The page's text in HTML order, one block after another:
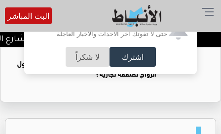
أترغب في تفعيل الإشعارات؟
حتى لا تفوتك آخر الأحداث والأخبار العاجلة
اشترك لا شكراً
البث المباشر
توقيف شبكات دعارة في شارع
فتيات يستغللنه لتحقيق مكاسب مادية.. هل تحول
الزواج لصفقة تجارية؟